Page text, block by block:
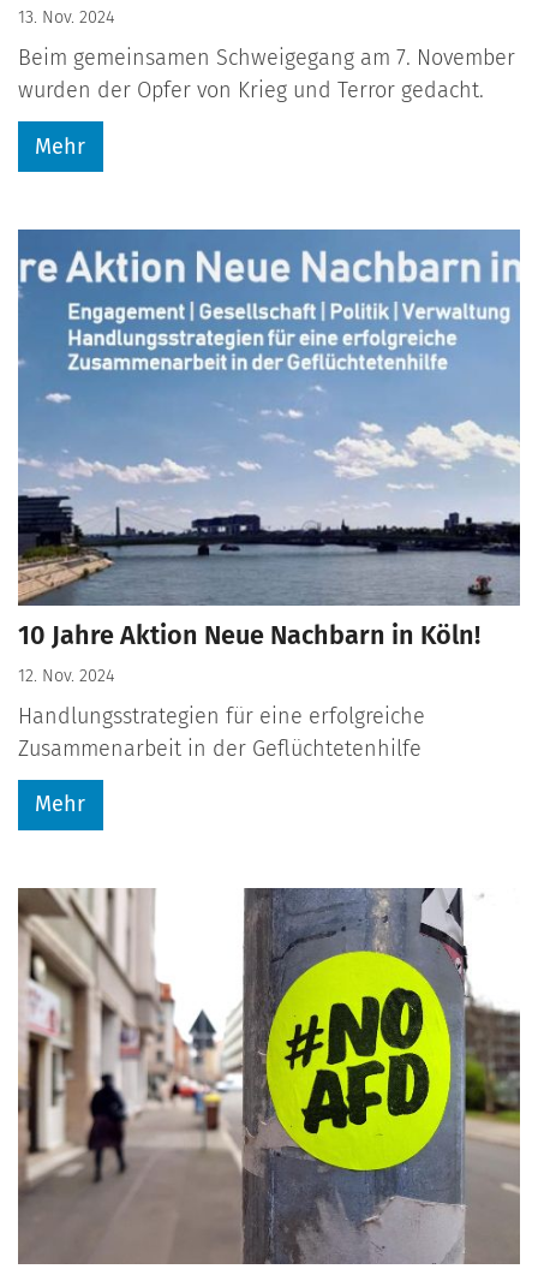
13. Nov. 2024
Beim gemeinsamen Schweigegang am 7. November
wurden der Opfer von Krieg und Terror gedacht.
Mehr
10 Jahre Aktion Neue Nachbarn in Köln!
12. Nov. 2024
Handlungsstrategien für eine erfolgreiche
Zusammenarbeit in der Geflüchtetenhilfe
Mehr